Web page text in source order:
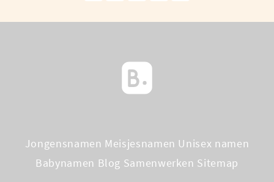
Jongensnamen Meisjesnamen Unisex namen
Babynamen Blog Samenwerken Sitemap